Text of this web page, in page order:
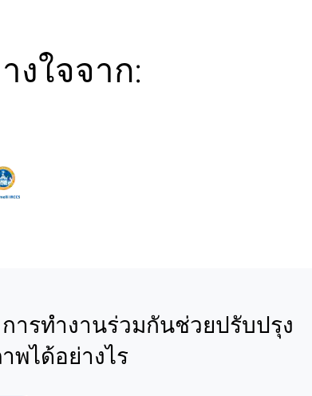
งใจจาก:
รทำงานร่วมกันช่วยปรับปรุง
พได้อย่างไร